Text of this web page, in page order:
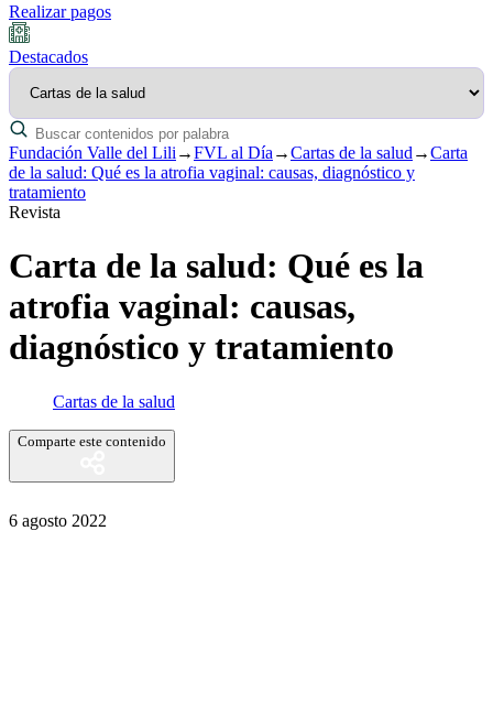
Realizar pagos
Destacados
Fundación Valle del Lili →FVL al Día →Cartas de la salud →Carta
de la salud: Qué es la atrofia vaginal: causas, diagnóstico y
tratamiento
Revista
Carta de la salud: Qué es la
atrofia vaginal: causas,
diagnóstico y tratamiento
Cartas de la salud
Comparte este contenido
6 agosto 2022